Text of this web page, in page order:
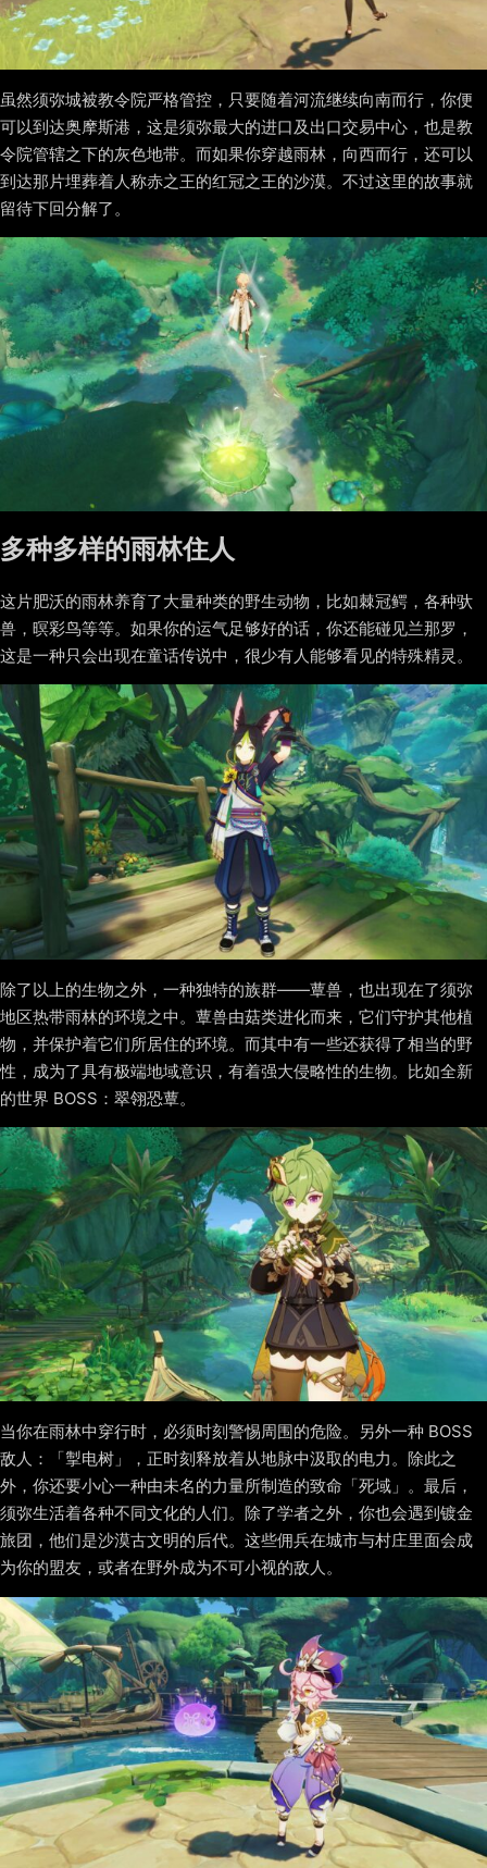
虽然须弥城被教令院严格管控，只要随着河流继续向南而行，你便
可以到达奥摩斯港，这是须弥最大的进口及出口交易中心，也是教
令院管辖之下的灰色地带。而如果你穿越雨林，向西而行，还可以
到达那片埋葬着人称赤之王的红冠之王的沙漠。不过这里的故事就
留待下回分解了。
多种多样的雨林住人
这片肥沃的雨林养育了大量种类的野生动物，比如棘冠鳄，各种驮
兽，暝彩鸟等等。如果你的运气足够好的话，你还能碰见兰那罗，
这是一种只会出现在童话传说中，很少有人能够看见的特殊精灵。
除了以上的生物之外，一种独特的族群——蕈兽，也出现在了须弥
地区热带雨林的环境之中。蕈兽由菇类进化而来，它们守护其他植
物，并保护着它们所居住的环境。而其中有一些还获得了相当的野
性，成为了具有极端地域意识，有着强大侵略性的生物。比如全新
的世界 BOSS：翠翎恐蕈。
当你在雨林中穿行时，必须时刻警惕周围的危险。另外一种 BOSS
敌人：「掣电树」，正时刻释放着从地脉中汲取的电力。除此之
外，你还要小心一种由未名的力量所制造的致命「死域」。最后，
须弥生活着各种不同文化的人们。除了学者之外，你也会遇到镀金
旅团，他们是沙漠古文明的后代。这些佣兵在城市与村庄里面会成
为你的盟友，或者在野外成为不可小视的敌人。